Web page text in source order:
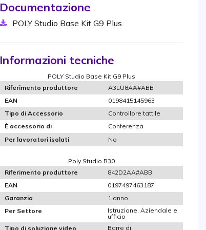
Documentazione
POLY Studio Base Kit G9 Plus
Informazioni tecniche
POLY Studio Base Kit G9 Plus
Riferimento produttore
A3LU8AA#ABB
EAN
0198415145963
Tipo di Accessorio
Controllore tattile
È accessorio di
Conferenza
Per lavoratori isolati
No
Poly Studio R30
Riferimento produttore
842D2AA#ABB
EAN
0197497463187
Garanzia
1 anno
Per Settore
Istruzione, Aziendale e
ufficio
Tipo di soluzione video
Barre di